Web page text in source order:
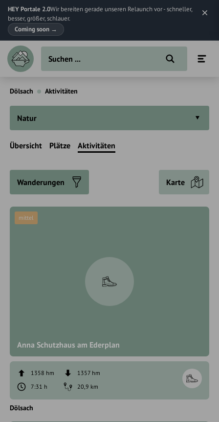
HEY Portale 2.0Wir bereiten gerade unseren Relaunch vor - schneller,
besser, größer, schlauer.
Coming soon →
Dölsach Aktivitäten
Natur
Übersicht Plätze Aktivitäten
Wanderungen Karte
Anna Schutzhaus am Ederplan
mittel
1358 hm
1357 hm
7:31 h
20,9 km
Dölsach